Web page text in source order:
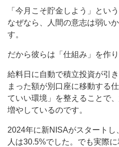
「今月こそ貯金しよう」とい
なぜなら、人間の意志は弱い
す。
だから彼らは「仕組み」を作り
給料日に自動で積立投資が引
まった額が別口座に移動する
ていい環境」を整えることで
増やしているのです。
2024年に新NISAがスタートし
人は30.5%でした。でも実際